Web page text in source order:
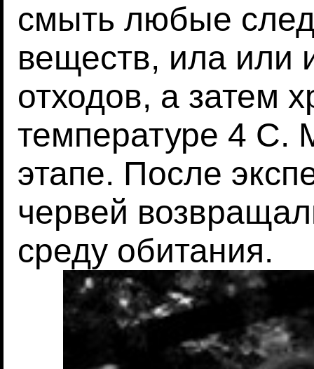
смыть любые
веществ, ила или
отходов, а затем
температуре 4 C.
этапе. После
червей
среду обитания.